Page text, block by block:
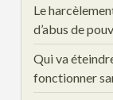
Le
d’abus de
Qui va
fonctionner